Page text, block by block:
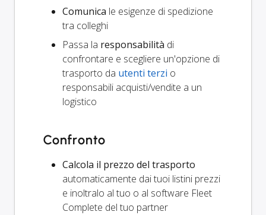
Comunica le esigenze di spedizione
tra colleghi
Passa la responsabilità di
confrontare e scegliere un'opzione di
trasporto da utenti terzi o
responsabili acquisti/vendite a un
logistico
Confronto
Calcola il prezzo del trasporto
automaticamente dai tuoi listini prezzi
e inoltralo al tuo o al software Fleet
Complete del tuo partner